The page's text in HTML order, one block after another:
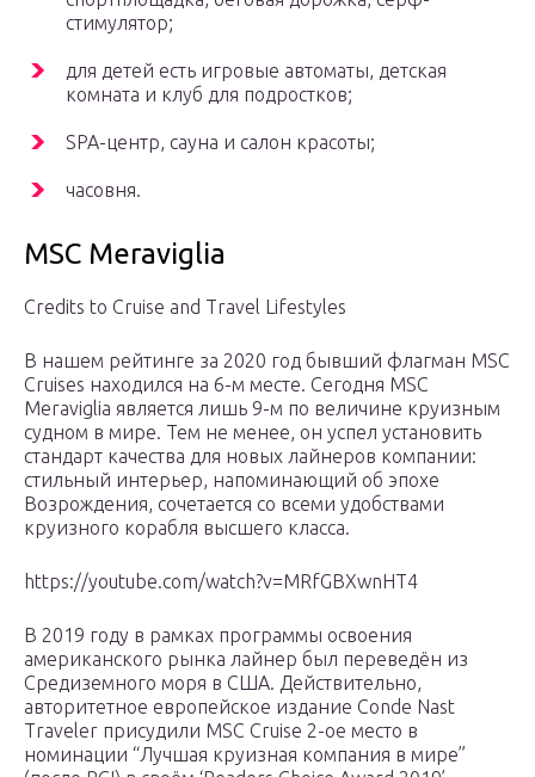
стимулятор;
для детей есть игровые автоматы, детская
комната и клуб для подростков;
SPA-центр, сауна и салон красоты;
часовня.
MSC Meraviglia
Credits to Cruise and Travel Lifestyles
В нашем рейтинге за 2020 год бывший флагман MSC
Cruises находился на 6-м месте. Сегодня MSC
Meraviglia является лишь 9-м по величине круизным
судном в мире. Тем не менее, он успел установить
стандарт качества для новых лайнеров компании:
стильный интерьер, напоминающий об эпохе
Возрождения, сочетается со всеми удобствами
круизного корабля высшего класса.
https://youtube.com/watch?v=MRfGBXwnHT4
В 2019 году в рамках программы освоения
американского рынка лайнер был переведён из
Средиземного моря в США. Действительно,
авторитетное европейское издание Conde Nast
Traveler присудили MSC Cruise 2-ое место в
номинации “Лучшая круизная компания в мире”